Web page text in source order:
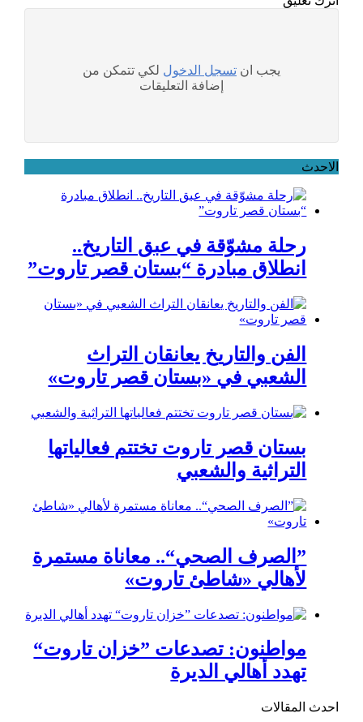
يجب ان تسجل الدخول لكي تتمكن من
إضافة التعليقات
الاحدث
رحلة مشوّقة في عبق التاريخ..
انطلاق مبادرة “بستان قصر تاروت”
الفن والتاريخ يعانقان التراث
الشعبي في «بستان قصر تاروت»
بستان قصر تاروت تختتم فعالياتها
التراثية والشعبي
”الصرف الصحي“.. معاناة مستمرة
لأهالي «شاطئ تاروت»
مواطنون: تصدعات ”خزان تاروت“
تهدد أهالي الديرة
احدث المقالات